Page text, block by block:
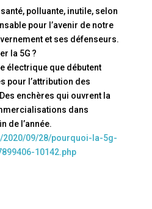
polluante, inutile, selon
pour l’avenir de notre
et ses défenseurs.
la 5G ?
électrique que débutent
pour l’attribution des
enchères qui ouvrent la
dans
de l’année.
2020/09/28/pourquoi-la-5g-
10142.php